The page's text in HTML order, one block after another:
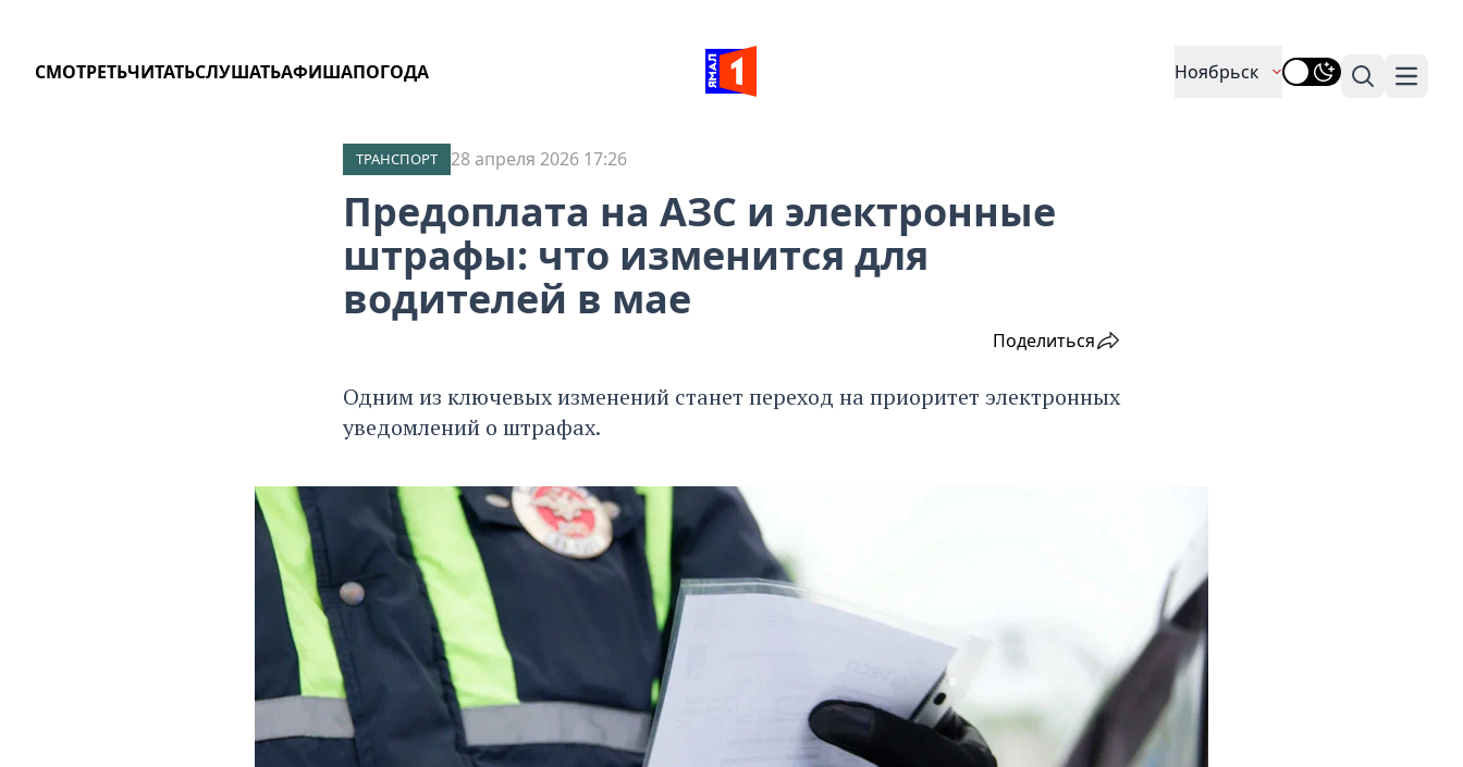
СМОТРЕТЬЧИТАТЬСЛУШАТЬАФИШАПОГОДА Ноябрьск
Поиск
ТРАНСПОРТ 28 апреля 2026 17:26
Предоплата на АЗС и электронные
штрафы: что изменится для
водителей в мае
Поделиться
Одним из ключевых изменений станет переход на приоритет электронных
уведомлений о штрафах.